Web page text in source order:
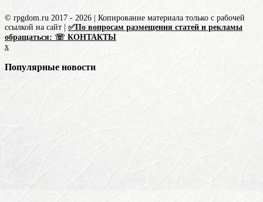
© rpgdom.ru 2017 - 2026 | Копирование материала только с рабочей
ссылкой на сайт | ✅По вопросам размещения статей и рекламы
обращаться: ☏ КОНТАКТЫ
x
Популярные новости